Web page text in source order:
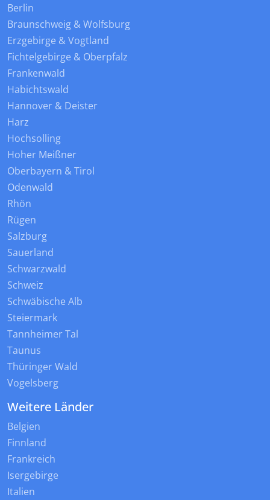
Berlin
Braunschweig & Wolfsburg
Erzgebirge & Vogtland
Fichtelgebirge & Oberpfalz
Frankenwald
Habichtswald
Hannover & Deister
Harz
Hochsolling
Hoher Meißner
Oberbayern & Tirol
Odenwald
Rhön
Rügen
Salzburg
Sauerland
Schwarzwald
Schweiz
Schwäbische Alb
Steiermark
Tannheimer Tal
Taunus
Thüringer Wald
Vogelsberg
Weitere Länder
Belgien
Finnland
Frankreich
Isergebirge
Italien